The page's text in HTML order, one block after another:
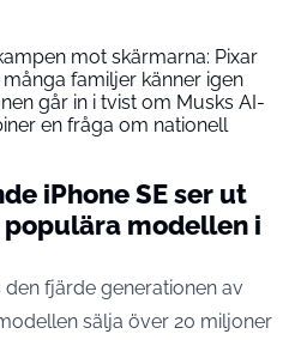
mot skärmarna: Pixar
familjer känner igen
går in i tvist om Musks AI-
en fråga om nationell
iPhone SE ser ut
modellen i
fjärde generationen av
sälja över 20 miljoner